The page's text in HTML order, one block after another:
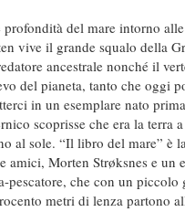
profondità del mare intorno
vive il grande squalo della
ancestrale nonché il
del pianeta, tanto che oggi
in un esemplare nato
scoprisse che era la terra
al sole. “Il libro del mare” è
amici, Morten Strøksnes e un
pescatore, che con un piccolo
metri di lenza partono